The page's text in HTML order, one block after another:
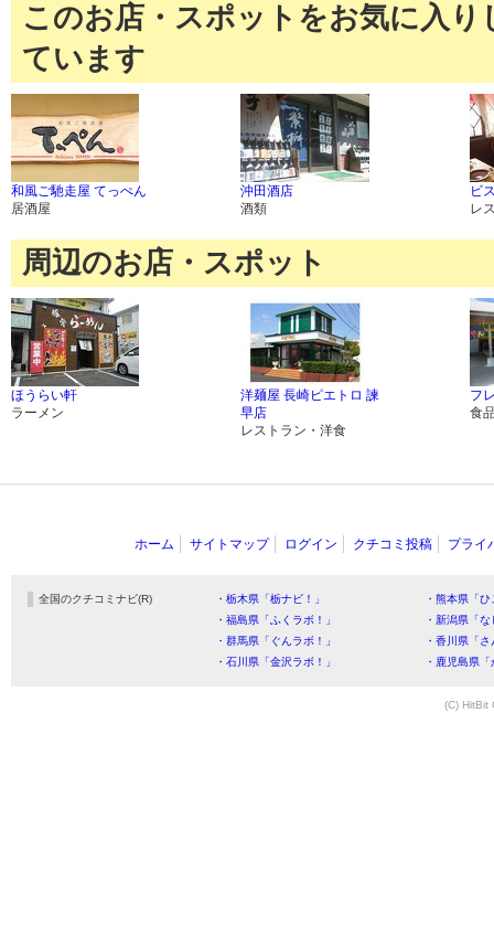
このお店・スポットをお気に入
ています
和風ご馳走屋 てっぺん
居酒屋
沖田酒店
酒類
ビ
レ
周辺のお店・スポット
ほうらい軒
ラーメン
洋麺屋 長崎ピエトロ 諫
早店
レストラン・洋食
フ
食
ホーム サイトマップ ログイン クチコミ投稿 プライ
全国のクチコミナビ(R) ・栃木県「栃ナビ！」
・熊本県「
・福島県「ふくラボ！」
・新潟県「
・群馬県「ぐんラボ！」
・香川県「
・石川県「金沢ラボ！」
・鹿児島県
(C) HitBit